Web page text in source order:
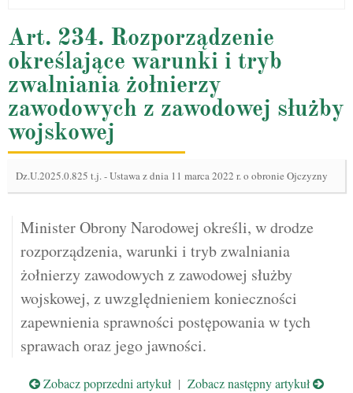
Art. 234. Rozporządzenie
określające warunki i tryb
zwalniania żołnierzy
zawodowych z zawodowej służby
wojskowej
Dz.U.2025.0.825 t.j.-Ustawa z dnia 11 marca 2022 r. o obronie Ojczyzny
Minister Obrony Narodowej określi, w drodze
rozporządzenia, warunki i tryb zwalniania
żołnierzy zawodowych z zawodowej służby
wojskowej, z uwzględnieniem konieczności
zapewnienia sprawności postępowania w tych
sprawach oraz jego jawności.
Zobacz poprzedni artykuł | Zobacz następny artykuł